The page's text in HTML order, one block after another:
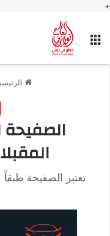
+
القائمة
تعتبر الصفيحة